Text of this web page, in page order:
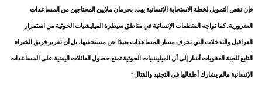
فإن نقص التمويل لخطة الاستجابة الإنسانية يهدد بحرمان ملايين المحتاجين من المساعدات
الضرورية. كما تواجه المنظمات الإنسانية في مناطق سيطرة الميليشيات الحوثية من استمرار
العراقيل والتدخلات التي تحرف مسار المساعدات بعيدًا عن مستحقيها، بل أن تقرير فريق الخبراء
التابع للجنة العقوبات أشار إلى أن الميليشيات الحوثية تمنع حصول العائلات اليمنية على المساعدات
الإنسانية مالم يشارك أطفالها في التجنيد والقتال”